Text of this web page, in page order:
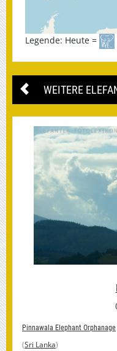
Legende: Heute =
WEITERE
Pinnawala Elephant Orphanage
(Sri Lanka)